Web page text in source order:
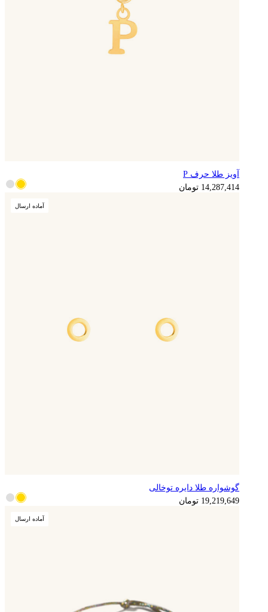
3,571,854
آویز طلا حرف P
14,287,414 تومان
آماده ارسال
4,804,912 تومان
گوشواره طلا دایره توخالی
19,219,649 تومان
آماده ارسال